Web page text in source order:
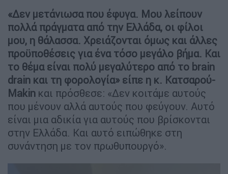
«Δεν μετάνιωσα που έφυγα. Μου λείπουν
πολλά πράγματα από την Ελλάδα, οι φίλοι
μου, η θάλασσα. Χρειάζονται όμως και άλλες
προϋποθέσεις για ένα τόσο μεγάλο βήμα. Και
το θέμα είναι πολύ μεγαλύτερο από το brain
drain και τη φορολογία» είπε η κ. Κατσαρού-
Makin και πρόσθεσε: «Δεν κοιτάμε αυτούς
που μένουν αλλά αυτούς που φεύγουν. Αυτό
είναι μια αδικία για αυτούς που βρίσκονται
στην Ελλάδα. Και αυτό ειπώθηκε στη
συνάντηση με τον πρωθυπουργό».